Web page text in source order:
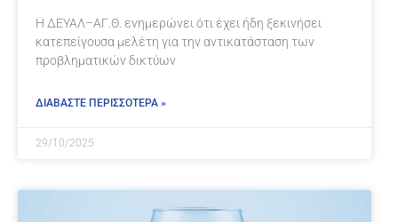
Η ΔΕΥΑΛ–ΑΓ.Θ. ενημερώνει ότι έχει ήδη ξεκινήσει
κατεπείγουσα μελέτη για την αντικατάσταση των
προβληματικών δικτύων
ΔΙΑΒΑΣΤΕ ΠΕΡΙΣΣΟΤΕΡΑ »
29/10/2025